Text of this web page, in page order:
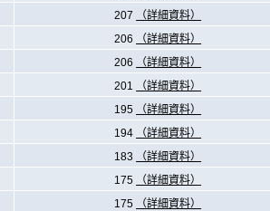
207 （詳細資料）
206 （詳細資料）
206 （詳細資料）
201 （詳細資料）
195 （詳細資料）
194 （詳細資料）
183 （詳細資料）
175 （詳細資料）
175 （詳細資料）